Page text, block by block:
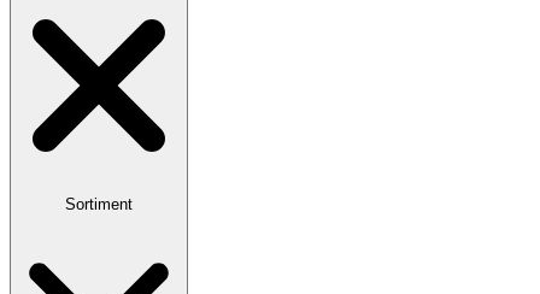
Sortiment